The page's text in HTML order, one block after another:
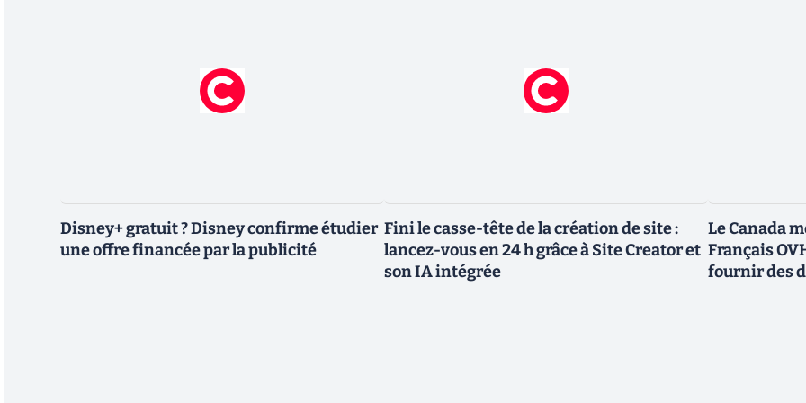
Disney+ gratuit ? Disney confirme étudier
une offre financée par la publicité
Fini le casse-tête de la création de site :
lancez-vous en 24 h grâce à Site Creator et
son IA intégrée
Le Canada
Français
fournir des